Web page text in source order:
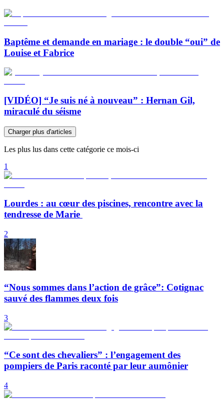
Baptême et demande en mariage : le double “oui” de
Louise et Fabrice
[VIDÉO] “Je suis né à nouveau” : Hernan Gil,
miraculé du séisme
Charger plus d'articles
Les plus lus dans cette catégorie ce mois-ci
1
Lourdes : au cœur des piscines, rencontre avec la
tendresse de Marie
2
“Nous sommes dans l’action de grâce”: Cotignac
sauvé des flammes deux fois
3
“Ce sont des chevaliers” : l’engagement des
pompiers de Paris raconté par leur aumônier
4